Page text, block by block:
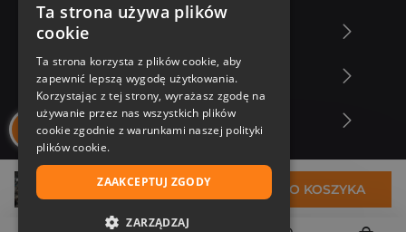
31,25 zł DO KOSZYKA
Zakupy u nas
Nasza oferta
Nasi autorzy
Ta strona używa plików
cookie
Ta strona korzysta z plików cookie, aby
zapewnić lepszą wygodę użytkowania.
Korzystając z tej strony, wyrażasz zgodę na
używanie przez nas wszystkich plików
cookie zgodnie z warunkami naszej polityki
plików cookie.
ZAAKCEPTUJ ZGODY
ZARZĄDZAJ